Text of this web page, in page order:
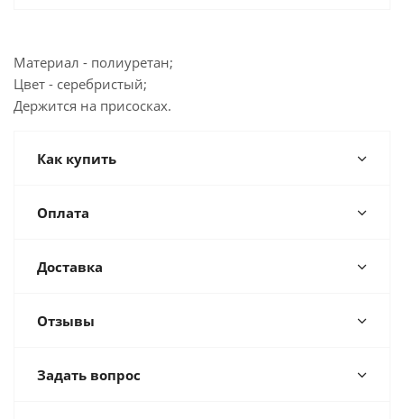
Материал - полиуретан;
Цвет - серебристый;
Держится на присосках.
Как купить
Оплата
Доставка
Отзывы
Задать вопрос